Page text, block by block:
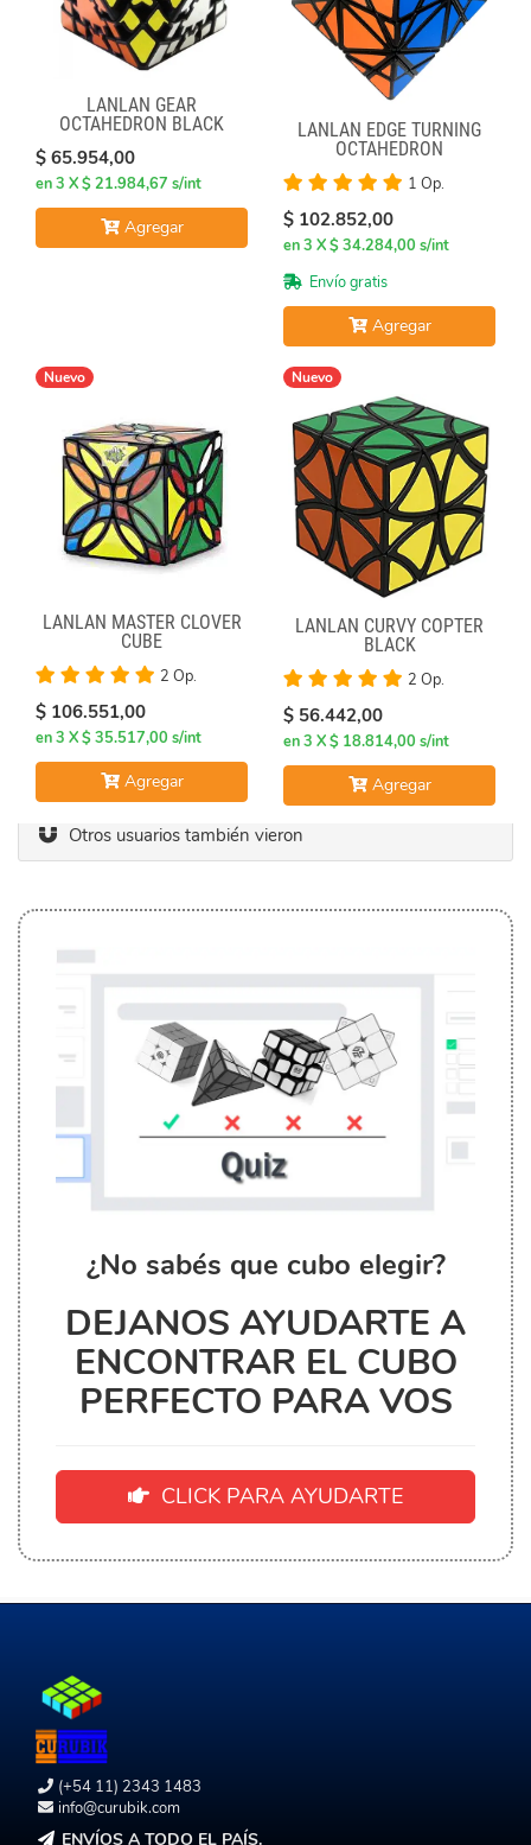
LANLAN GEAR
OCTAHEDRON BLACK
$ 65.954,00
en 3 X $ 21.984,67 s/int
Agregar
LANLAN EDGE TURNING
OCTAHEDRON
1 Op.
$ 102.852,00
en 3 X $ 34.284,00 s/int
Envío gratis
Agregar
Nuevo
LANLAN MASTER CLOVER
CUBE
2 Op.
$ 106.551,00
en 3 X $ 35.517,00 s/int
Agregar
Nuevo
LANLAN CURVY COPTER
BLACK
2 Op.
$ 56.442,00
en 3 X $ 18.814,00 s/int
Agregar
Otros usuarios también vieron
¿No sabés que cubo elegir?
DEJANOS AYUDARTE A
ENCONTRAR EL CUBO
PERFECTO PARA VOS
CLICK PARA AYUDARTE
(+54 11) 2343 1483
info@curubik.com
ENVÍOS A TODO EL PAÍS.